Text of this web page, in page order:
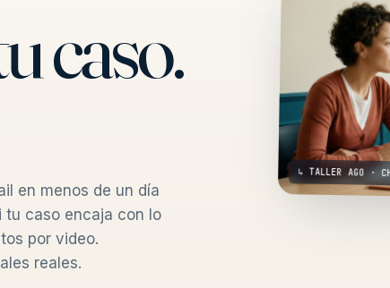
caso.
en menos de un día
tu caso encaja con lo
por video.
reales.
↳ TALLER AGO ·